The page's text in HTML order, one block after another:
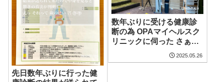
先日数年ぶりに行った健
数年ぶりに受ける健康診
断の為 OPAマイヘルスク
リニックに伺った さぁ結
果は 吉と出るか凶と出る
か 乞うご期待！！
2025.05.26